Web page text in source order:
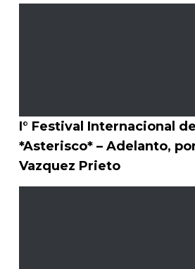
I° Festival Internacional
*Asterisco* – Adelanto,
Vazquez Prieto